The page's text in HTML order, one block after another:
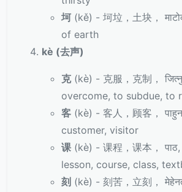
坷 (kě) - 坷垃，土块，
of earth
kè (去声)
克(kè) - 克服，克制， जित्नु,
overcome, to subdue, to
客 (kè) - 客人，顾客，
customer, visitor
课 (kè) - 课程，课本， पाठ,
lesson, course, class,
刻 (kè) - 刻苦，立刻，